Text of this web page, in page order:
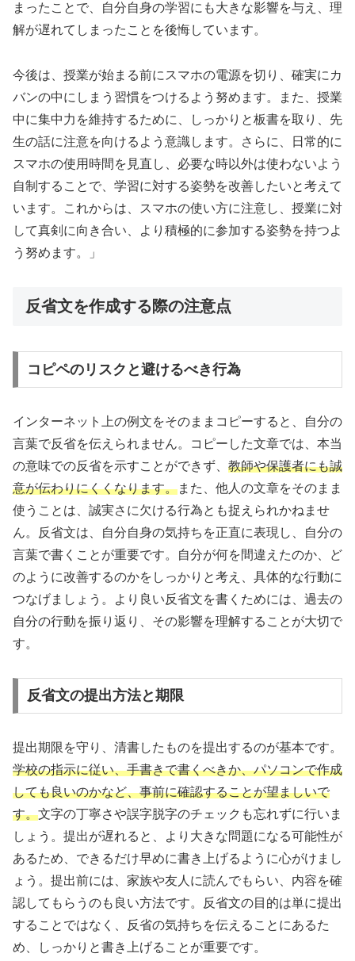
まったことで、自分自身の学習にも大きな影響を与え、理
解が遅れてしまったことを後悔しています。
今後は、授業が始まる前にスマホの電源を切り、確実にカ
バンの中にしまう習慣をつけるよう努めます。また、授業
中に集中力を維持するために、しっかりと板書を取り、先
生の話に注意を向けるよう意識します。さらに、日常的に
スマホの使用時間を見直し、必要な時以外は使わないよう
自制することで、学習に対する姿勢を改善したいと考えて
います。これからは、スマホの使い方に注意し、授業に対
して真剣に向き合い、より積極的に参加する姿勢を持つよ
う努めます。」
反省文を作成する際の注意点
コピペのリスクと避けるべき行為
インターネット上の例文をそのままコピーすると、自分の
言葉で反省を伝えられません。コピーした文章では、本当
の意味での反省を示すことができず、 教師や保護者にも誠
意が伝わりにくくなります。また、他人の文章をそのまま
使うことは、誠実さに欠ける行為とも捉えられかねませ
ん。反省文は、自分自身の気持ちを正直に表現し、自分の
言葉で書くことが重要です。自分が何を間違えたのか、ど
のように改善するのかをしっかりと考え、具体的な行動に
つなげましょう。より良い反省文を書くためには、過去の
自分の行動を振り返り、その影響を理解することが大切で
す。
反省文の提出方法と期限
提出期限を守り、清書したものを提出するのが基本です。
学校の指示に従い、手書きで書くべきか、パソコンで作成
しても良いのかなど、事前に確認することが望ましいで
す。文字の丁寧さや誤字脱字のチェックも忘れずに行いま
しょう。提出が遅れると、より大きな問題になる可能性が
あるため、できるだけ早めに書き上げるように心がけまし
ょう。提出前には、家族や友人に読んでもらい、内容を確
認してもらうのも良い方法です。反省文の目的は単に提出
することではなく、反省の気持ちを伝えることにあるた
め、しっかりと書き上げることが重要です。